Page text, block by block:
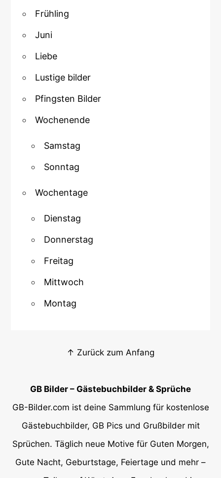
Frühling
Juni
Liebe
Lustige bilder
Pfingsten Bilder
Wochenende
Samstag
Sonntag
Wochentage
Dienstag
Donnerstag
Freitag
Mittwoch
Montag
↑ Zurück zum Anfang
GB Bilder – Gästebuchbilder & Sprüche
GB-Bilder.com ist deine Sammlung für kostenlose
Gästebuchbilder, GB Pics und Grußbilder mit
Sprüchen. Täglich neue Motive für Guten Morgen,
Gute Nacht, Geburtstage, Feiertage und mehr –